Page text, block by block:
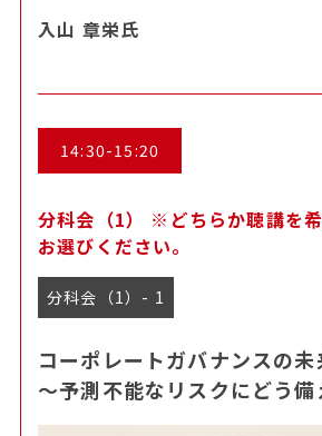
入山 章栄氏
14:30-15:20
分科会（1） ※どちらか聴講を
お選びください。
分科会（1）- 1
コーポレートガバナンスの未
～予測不能なリスクにどう備